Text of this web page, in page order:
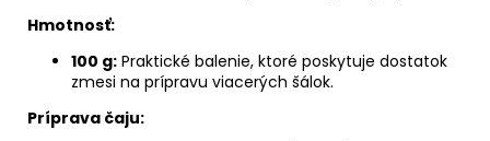
Hmotnosť:
100 g: Praktické balenie, ktoré poskytuje dostatok
zmesi na prípravu viacerých šálok.
Príprava čaju: